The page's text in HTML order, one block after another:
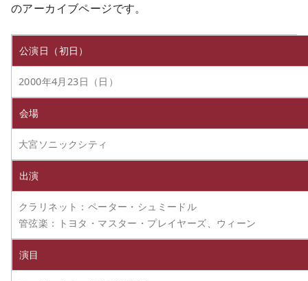
のアーカイブページです。
公演日（初日）
2000年4月23日（日）
会場
大宮ソニックシティ
出演
クラリネット：ペーター・シュミードル
管弦楽：トヨタ・マスター・プレイヤーズ、ウィーン
演目